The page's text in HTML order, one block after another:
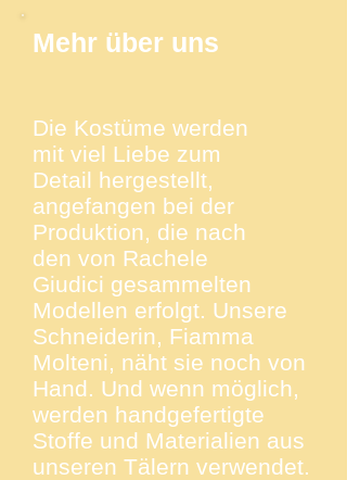
Mehr über uns
Die Kostüme werden
mit viel Liebe zum
Detail hergestellt,
angefangen bei der
Produktion, die nach
den von Rachele
Giudici gesammelten
Modellen erfolgt. Unsere
Schneiderin, Fiamma
Molteni, näht sie noch von
Hand. Und wenn möglich,
werden handgefertigte
Stoffe und Materialien aus
unseren Tälern verwendet.